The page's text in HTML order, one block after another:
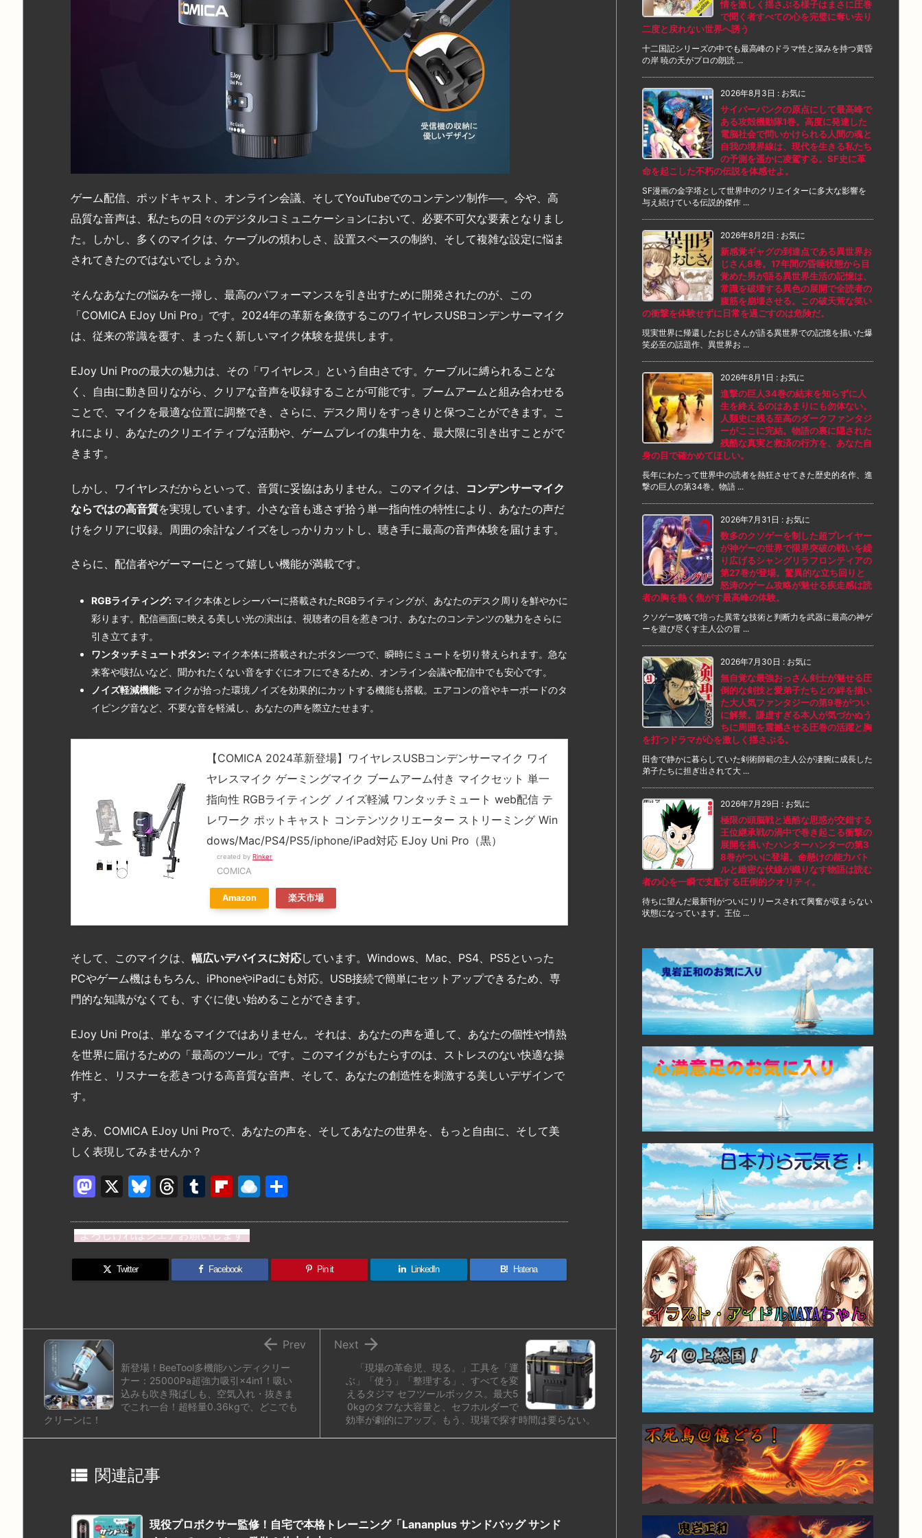
ゲーム配信、ポッドキャスト、オンライン会議、そしてYouTubeでのコンテンツ制作──。今や、高
品質な音声は、私たちの日々のデジタルコミュニケーションにおいて、必要不可欠な要素となりまし
た。しかし、多くのマイクは、ケーブルの煩わしさ、設置スペースの制約、そして複雑な設定に悩ま
されてきたのではないでしょうか。
そんなあなたの悩みを一掃し、最高のパフォーマンスを引き出すために開発されたのが、この
「COMICA EJoy Uni Pro」です。2024年の革新を象徴するこのワイヤレスUSBコンデンサーマイク
は、従来の常識を覆す、まったく新しいマイク体験を提供します。
EJoy Uni Proの最大の魅力は、その「ワイヤレス」という自由さです。ケーブルに縛られることな
く、自由に動き回りながら、クリアな音声を収録することが可能です。ブームアームと組み合わせる
ことで、マイクを最適な位置に調整でき、さらに、デスク周りをすっきりと保つことができます。こ
れにより、あなたのクリエイティブな活動や、ゲームプレイの集中力を、最大限に引き出すことがで
きます。
しかし、ワイヤレスだからといって、音質に妥協はありません。このマイクは、 コンデンサーマイク
ならではの高音質を実現しています。小さな音も逃さず拾う単一指向性の特性により、あなたの声だ
けをクリアに収録。周囲の余計なノイズをしっかりカットし、聴き手に最高の音声体験を届けます。
さらに、配信者やゲーマーにとって嬉しい機能が満載です。
RGBライティング: マイク本体とレシーバーに搭載されたRGBライティングが、あなたのデスク周りを鮮やかに
彩ります。配信画面に映える美しい光の演出は、視聴者の目を惹きつけ、あなたのコンテンツの魅力をさらに
引き立てます。
ワンタッチミュートボタン: マイク本体に搭載されたボタン一つで、瞬時にミュートを切り替えられます。急な
来客や咳払いなど、聞かれたくない音をすぐにオフにできるため、オンライン会議や配信中でも安心です。
ノイズ軽減機能: マイクが拾った環境ノイズを効果的にカットする機能も搭載。エアコンの音やキーボードのタ
イピング音など、不要な音を軽減し、あなたの声を際立たせます。
【COMICA 2024革新登場】ワイヤレスUSBコンデンサーマイク ワイ
ヤレスマイク ゲーミングマイク ブームアーム付き マイクセット 単一
指向性 RGBライティング ノイズ軽減 ワンタッチミュート web配信 テ
レワーク ポットキャスト コンテンツクリエーター ストリーミング Win
dows/Mac/PS4/PS5/iphone/iPad対応 EJoy Uni Pro（黒）
created by Rinker
COMICA
Amazon 楽天市場
そして、このマイクは、 幅広いデバイスに対応しています。Windows、Mac、PS4、PS5といった
PCやゲーム機はもちろん、iPhoneやiPadにも対応。USB接続で簡単にセットアップできるため、専
門的な知識がなくても、すぐに使い始めることができます。
EJoy Uni Proは、単なるマイクではありません。それは、あなたの声を通して、あなたの個性や情熱
を世界に届けるための「最高のツール」です。このマイクがもたらすのは、ストレスのない快適な操
作性と、リスナーを惹きつける高音質な音声、そして、あなたの創造性を刺激する美しいデザインで
す。
さあ、COMICA EJoy Uni Proで、あなたの声を、そしてあなたの世界を、もっと自由に、そして美
しく表現してみませんか？
M
st
o
d
X
Bl
e
s
k
T
e
a
d
T
m
bl
r
Fl
b
o
ar
R
n
dr
o
よろしければシェアお願いします
Twitter Facebook Pin it LinkedIn B! Hatena
「現場の革命児、現る。」工具を「運
ぶ」「使う」「整理する」、すべてを変
えるタジマ セフツールボックス。最大5
0kgのタフな大容量と、セフホルダーで
効率が劇的にアップ。もう、現場で探す時間は要らない。

Next
新登場！BeeTool多機能ハンディクリー
ナー：25000Pa超強力吸引×4in1！吸い
込みも吹き飛ばしも、空気入れ・抜きま
でこれ一台！超軽量0.36kgで、どこでも
クリーンに！
 Prev
 関連記事
現役プロボクサー監修！自宅で本格トレーニング「Lananplus サンドバッグ サンド
情を激しく揺さぶる様子はまさに圧巻
で聞く者すべての心を完璧に奪い去り
二度と戻れない世界へ誘う
十二国記シリーズの中でも最高峰のドラマ性と深みを持つ黄昏
の岸 暁の天がプロの朗読 ...
2026年8月3日 : お気に
サイバーパンクの原点にして最高峰で
ある攻殻機動隊1巻。高度に発達した
電脳社会で問いかけられる人間の魂と
自我の境界線は、現代を生きる私たち
の予測を遥かに凌駕する。SF史に革
命を起こした不朽の伝説を体感せよ。
SF漫画の金字塔として世界中のクリエイターに多大な影響を
与え続けている伝説的傑作 ...
2026年8月2日 : お気に
新感覚ギャグの到達点である異世界お
じさん8巻。17年間の昏睡状態から目
覚めた男が語る異世界生活の記憶は、
常識を破壊する異色の展開で全読者の
腹筋を崩壊させる。この破天荒な笑い
の衝撃を体験せずに日常を過ごすのは危険だ。
現実世界に帰還したおじさんが語る異世界での記憶を描いた爆
笑必至の話題作、異世界お ...
2026年8月1日 : お気に
進撃の巨人34巻の結末を知らずに人
生を終えるのはあまりにも勿体ない。
人類史に残る至高のダークファンタジ
ーがここに完結。物語の裏に隠された
残酷な真実と救済の行方を、あなた自
身の目で確かめてほしい。
長年にわたって世界中の読者を熱狂させてきた歴史的名作、進
撃の巨人の第34巻。物語 ...
2026年7月31日 : お気に
数多のクソゲーを制した超プレイヤー
が神ゲーの世界で限界突破の戦いを繰
り広げるシャングリラフロンティアの
第27巻が登場。驚異的な立ち回りと
怒涛のゲーム攻略が魅せる疾走感は読
者の胸を熱く焦がす最高峰の体験。
クソゲー攻略で培った異常な技術と判断力を武器に最高の神ゲ
ーを遊び尽くす主人公の冒 ...
2026年7月30日 : お気に
無自覚な最強おっさん剣士が魅せる圧
倒的な剣技と愛弟子たちとの絆を描い
た大人気ファンタジーの第9巻がつい
に解禁。謙虚すぎる本人が気づかぬう
ちに周囲を震撼させる圧巻の活躍と胸
を打つドラマが心を激しく揺さぶる。
田舎で静かに暮らしていた剣術師範の主人公が凄腕に成長した
弟子たちに担ぎ出されて大 ...
2026年7月29日 : お気に
極限の頭脳戦と過酷な思惑が交錯する
王位継承戦の渦中で巻き起こる衝撃の
展開を描いたハンターハンターの第3
8巻がついに登場。命懸けの能力バト
ルと緻密な伏線が織りなす物語は読む
者の心を一瞬で支配する圧倒的クオリティ。
待ちに望んだ最新刊がついにリリースされて興奮が収まらない
状態になっています。王位 ...